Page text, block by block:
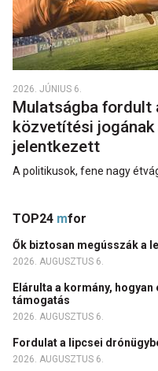
2026. JÚNIUS 6.
Mulatságba fordult
közvetítési
jelentkezett
A politikusok, fene nagy
TOP24 mfor
Ők biztosan megússzák a
2026. AUGUSZTUS 6.
Elárulta a kormány,
támogatás
2026. AUGUSZTUS 6.
Fordulat a lipcsei
2026. AUGUSZTUS 6.